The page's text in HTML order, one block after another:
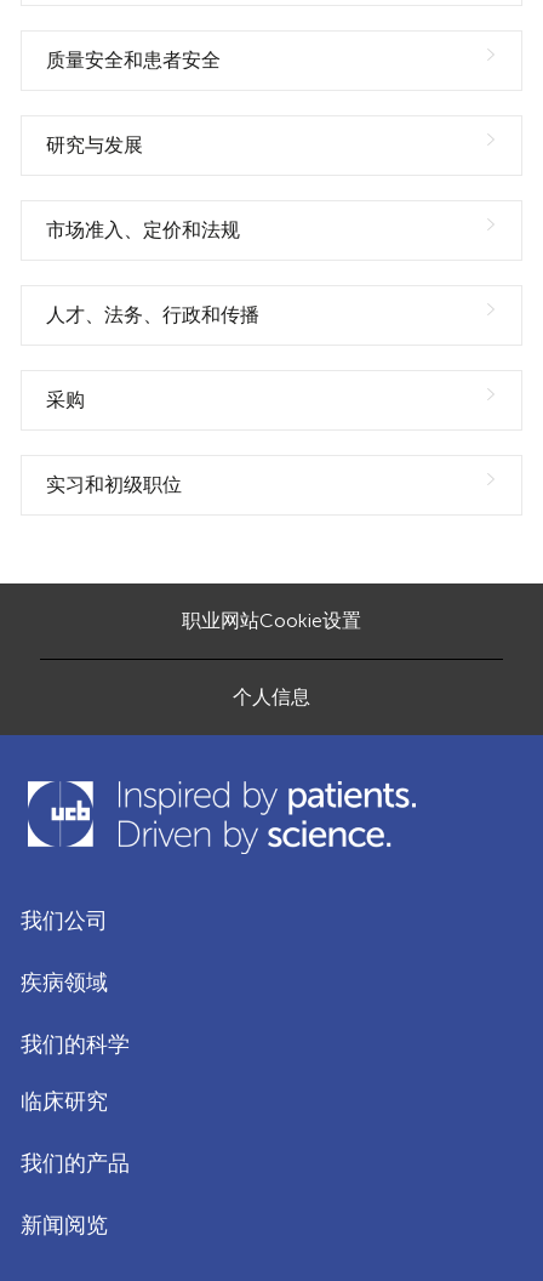
质量安全和患者安全
研究与发展
市场准入、定价和法规
人才、法务、行政和传播
采购
实习和初级职位
职业网站Cookie设置
个人信息
我们公司
疾病领域
我们的科学
临床研究
我们的产品
新闻阅览